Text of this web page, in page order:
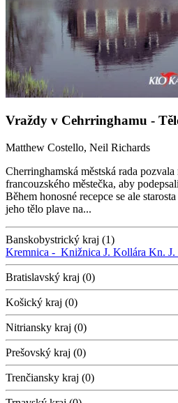
Vraždy v Cehrringhamu -
Matthew Costello, Neil Richards
Cherringhamská městská rada pozvala
francouzského městečka, aby
Během honosné recepce se ale
jeho tělo plave na...
Banskobystrický kraj (1)
Kremnica - Knižnica J. Kollára Kn. J.
Bratislavský kraj (0)
Košický kraj (0)
Nitriansky kraj (0)
Prešovský kraj (0)
Trenčiansky kraj (0)